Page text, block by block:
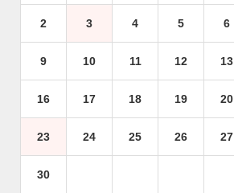
2 3 4 5 6
9 10 11 12 13
16 17 18 19 20
23 24 25 26 27
30